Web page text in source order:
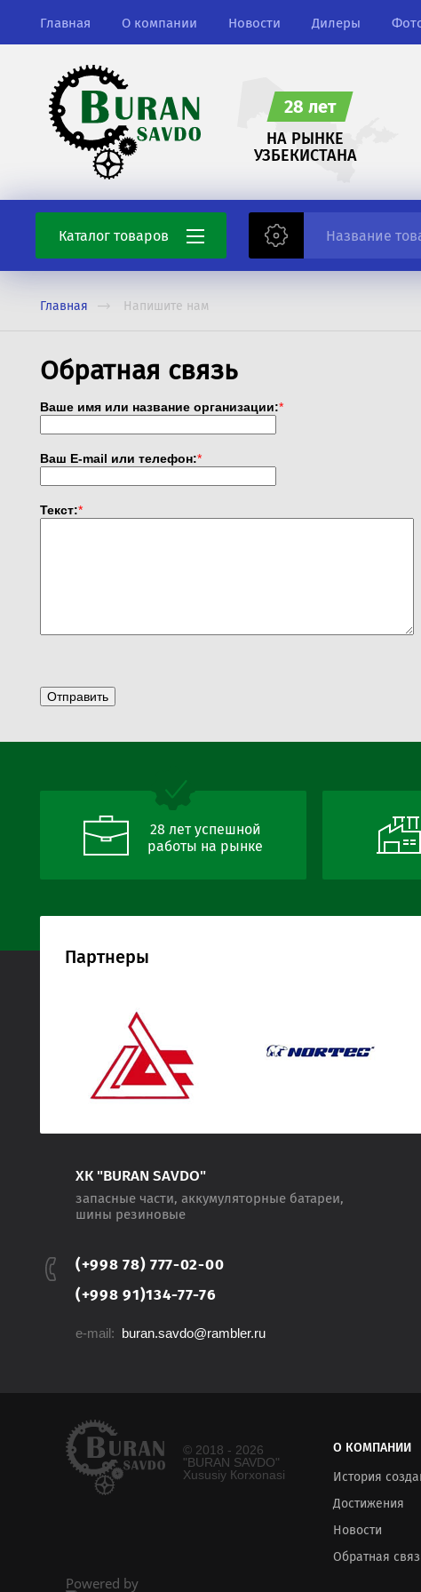
Главная О компании Новости Дилеры
28 лет
НА РЫНКЕ
УЗБЕКИСТАНА
Каталог товаров
электроды
Канаты стальные
Аккумуляторы
Главная Напишите нам
Обратная связь
Ваше имя или название организации:*
Ваш E-mail или телефон:*
Текст:*
28 лет успешной
работы на рынке
Партнеры
ХК "BURAN SAVDO"
запасные части, аккумуляторные батареи,
шины резиновые
(+998 78) 777-02-00
(+998 91)134-77-76
e-mail: buran.savdo@rambler.ru
© 2018 - 2026
"BURAN SAVDO"
Хususiy Кorxonasi
Powered by
О КОМПАНИИ
История
Достижения
Новости
Обратная